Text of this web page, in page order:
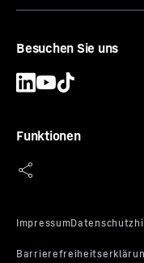
Besuchen Sie uns
Funktionen